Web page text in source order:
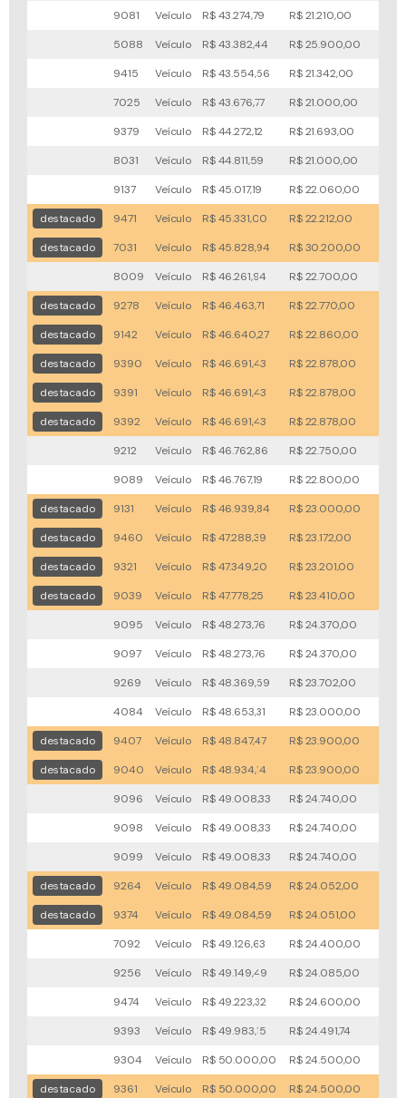
9081 Veículo R$ 43.274,79 R$ 21.210,00
5088
Veículo R$ 43.382,44 R$ 25.900,00
9415
Veículo R$ 43.554,56 R$ 21.342,00
7025
Veículo R$ 43.676,77 R$ 21.000,00
9379
Veículo R$ 44.272,12 R$ 21.693,00
8031
Veículo R$ 44.811,59 R$ 21.000,00
9137
Veículo R$ 45.017,19 R$ 22.060,00
destacado
9471 Veículo R$ 45.331,00 R$ 22.212,00
destacado
7031 Veículo R$ 45.828,94 R$ 30.200,00
8009
Veículo R$ 46.261,94 R$ 22.700,00
destacado
9278 Veículo R$ 46.463,71 R$ 22.770,00
destacado
9142 Veículo R$ 46.640,27 R$ 22.860,00
destacado
9390 Veículo R$ 46.691,43 R$ 22.878,00
destacado
9391 Veículo R$ 46.691,43 R$ 22.878,00
destacado
9392 Veículo R$ 46.691,43 R$ 22.878,00
9212
Veículo R$ 46.762,86 R$ 22.750,00
9089
Veículo R$ 46.767,19 R$ 22.800,00
destacado
9131 Veículo R$ 46.939,84 R$ 23.000,00
destacado
9460 Veículo R$ 47.288,39 R$ 23.172,00
destacado
9321 Veículo R$ 47.349,20 R$ 23.201,00
destacado
9039 Veículo R$ 47.778,25 R$ 23.410,00
9095
Veículo R$ 48.273,76 R$ 24.370,00
9097
Veículo R$ 48.273,76 R$ 24.370,00
9269
Veículo R$ 48.369,59 R$ 23.702,00
4084
Veículo R$ 48.653,31 R$ 23.000,00
destacado
9407 Veículo R$ 48.847,47 R$ 23.900,00
destacado
9040 Veículo R$ 48.934,14 R$ 23.900,00
9096
Veículo R$ 49.008,33 R$ 24.740,00
9098
Veículo R$ 49.008,33 R$ 24.740,00
9099
Veículo R$ 49.008,33 R$ 24.740,00
destacado
9264 Veículo R$ 49.084,59 R$ 24.052,00
destacado
9374 Veículo R$ 49.084,59 R$ 24.051,00
7092
Veículo R$ 49.126,63 R$ 24.400,00
9256
Veículo R$ 49.149,49 R$ 24.085,00
9474
Veículo R$ 49.223,32 R$ 24.600,00
9393
Veículo R$ 49.983,15 R$ 24.491,74
9304
Veículo R$ 50.000,00 R$ 24.500,00
destacado
9361 Veículo R$ 50.000,00 R$ 24.500,00